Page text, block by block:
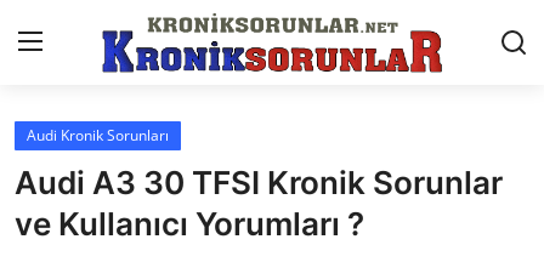
Anasayfa
Markalar
Audi Kronik Sorunları
Audi A3 30 TFSI Kronik Sorunlar
ve Kullanıcı Yorumları ?